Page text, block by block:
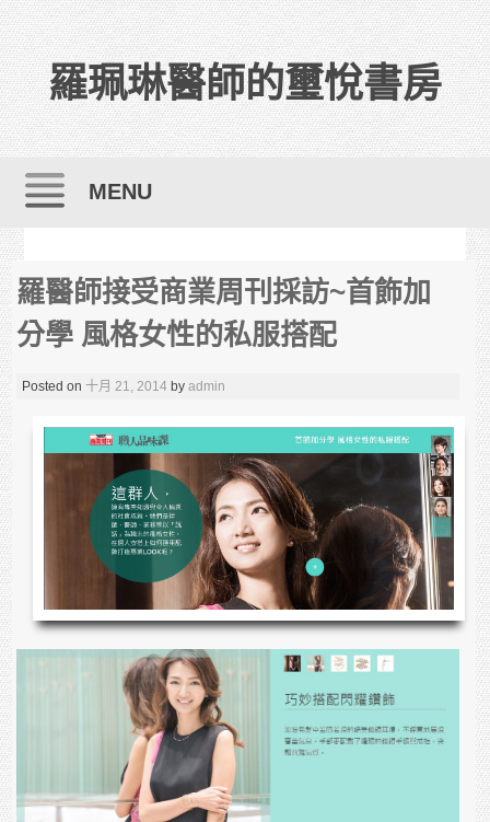
羅珮琳醫師的璽悅書房
MENU
羅醫師接受商業周刊採訪~首飾加
分學 風格女性的私服搭配
Posted on十月 21, 2014 byadmin